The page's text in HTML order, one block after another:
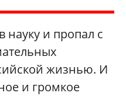
и пропал с
жизнью. И
и громкое